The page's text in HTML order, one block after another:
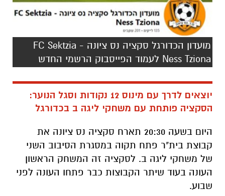
מועדון הכדורגל סקציה נס ציונה - FC Sektzia
Ness Tziona לעמוד הפייסבוק הרשמי החדש
יוצאים לדרך עם מינוס 12 נקודות וסגל הנוער:
הסקציה פותחת עם משחקי ליגה ב בכדורגל
היום בשעה 20:30 תארח סקציה נס ציונה את
קבוצת בית"ר פתח תקוה במסגרת הסיבוב השני
של משחקי ליגה ב. לסקציה זה המשחק הראשון
העונה בעוד שיתר הקבוצות כבר פתחו העונה לפני
שבוע.